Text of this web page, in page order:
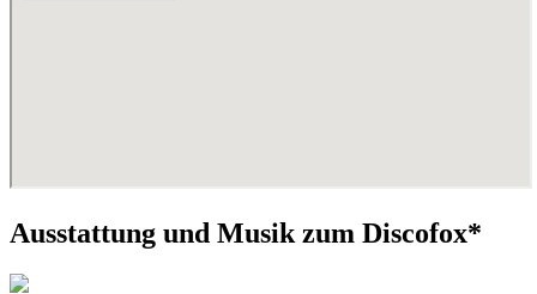
Ausstattung und Musik zum Discofox*